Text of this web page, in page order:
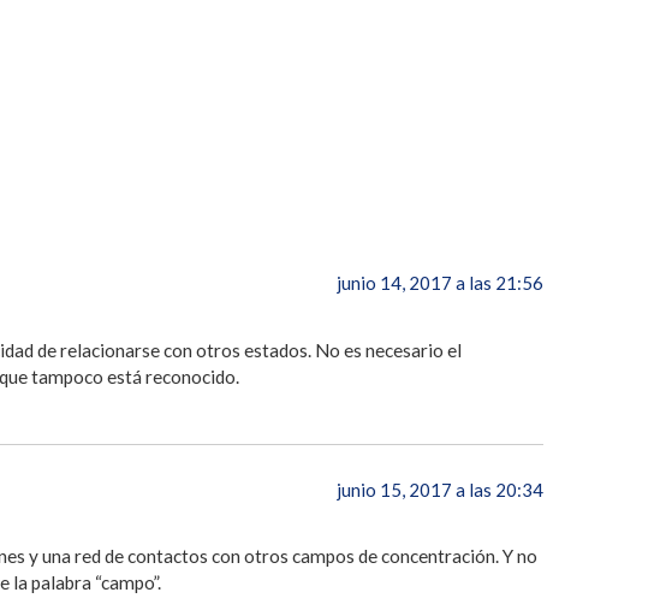
junio 14, 2017 a las 21:56
de relacionarse con otros estados. No es necesario el
tampoco está reconocido.
junio 15, 2017 a las 20:34
y una red de contactos con otros campos de concentración. Y no
palabra “campo”.